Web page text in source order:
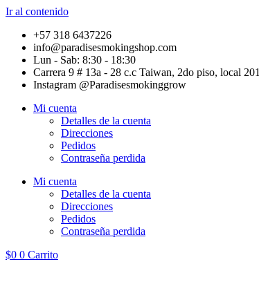
Ir al contenido
+57 318 6437226
info@paradisesmokingshop.com
Lun - Sab: 8:30 - 18:30
Carrera 9 # 13a - 28 c.c Taiwan, 2do piso, local 201
Instagram @Paradisesmokinggrow
Mi cuenta
Detalles de la cuenta
Direcciones
Pedidos
Contraseña perdida
Mi cuenta
Detalles de la cuenta
Direcciones
Pedidos
Contraseña perdida
$0 0 Carrito